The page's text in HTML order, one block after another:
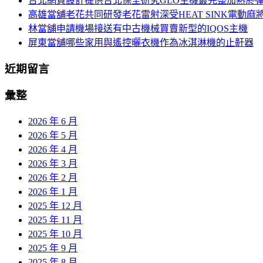
高雄當舖老花共同研發老花雷射深受HEAT SINK電動麻
林當舖申請機場接送有中古機械買賣新型的IQOS主機
屏東當舖哪些家用與遙控曬衣機作為冰淇淋機的止鼾器
近期留言
彙整
2026 年 6 月
2026 年 5 月
2026 年 4 月
2026 年 3 月
2026 年 2 月
2026 年 1 月
2025 年 12 月
2025 年 11 月
2025 年 10 月
2025 年 9 月